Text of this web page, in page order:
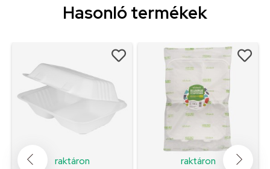
Hasonló termékek
raktáron raktáron